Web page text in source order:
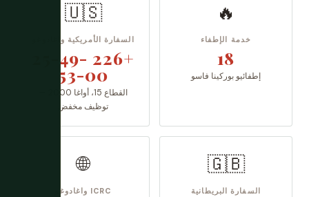
🔥
خدمة الإطفاء
18
إطفائيو بوركينا فاسو
🇺🇸
السفارة الأمريكية واغادوغو
+226 25-49-
53-00
توظيف مخفض
🇬🇧
السفارة البريطانية
🌐
ICRC واغادوغو